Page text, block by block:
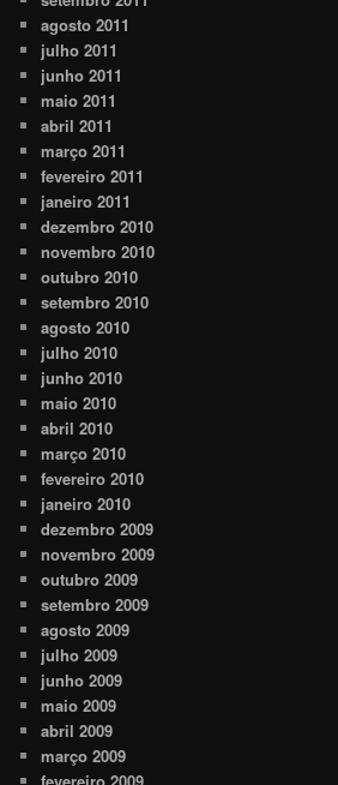
agosto 2011
julho 2011
junho 2011
maio 2011
abril 2011
março 2011
fevereiro 2011
janeiro 2011
dezembro 2010
novembro 2010
outubro 2010
setembro 2010
agosto 2010
julho 2010
junho 2010
maio 2010
abril 2010
março 2010
fevereiro 2010
janeiro 2010
dezembro 2009
novembro 2009
outubro 2009
setembro 2009
agosto 2009
julho 2009
junho 2009
maio 2009
abril 2009
março 2009